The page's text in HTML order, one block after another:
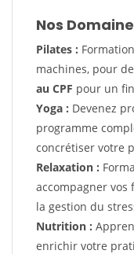
Nos
Pilates :
machines, pour
au CPF pour un
Yoga : Devenez
programme
concrétiser votre
Relaxation :
accompagner
la gestion du
Nutrition :
enrichir votre